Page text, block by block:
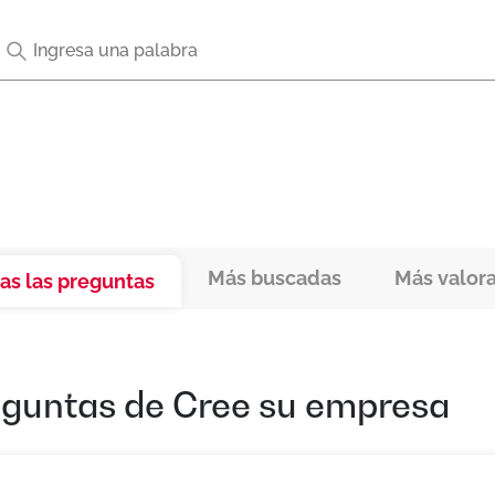
las preguntas Más buscadas Más
de Cree su empresa